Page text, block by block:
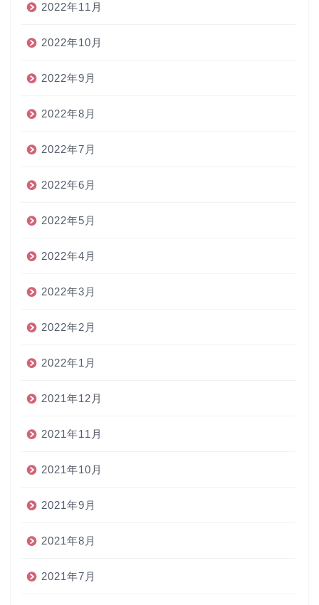
2022年11月
2022年10月
2022年9月
2022年8月
2022年7月
2022年6月
2022年5月
2022年4月
2022年3月
2022年2月
2022年1月
2021年12月
2021年11月
2021年10月
2021年9月
2021年8月
2021年7月